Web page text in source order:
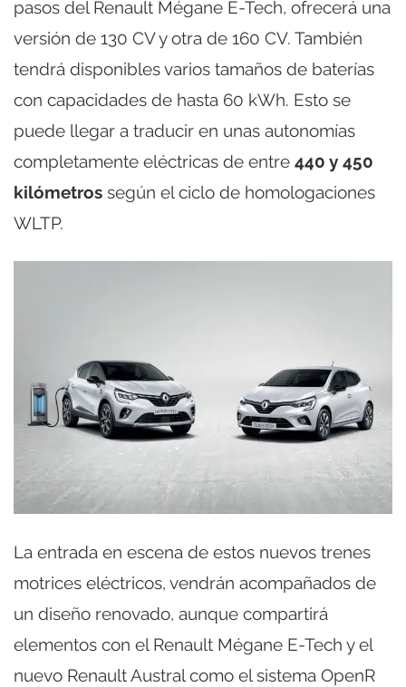
pasos del Renault Mégane E-Tech, ofrecerá una
versión de 130 CV y otra de 160 CV. También
tendrá disponibles varios tamaños de baterías
con capacidades de hasta 60 kWh. Esto se
puede llegar a traducir en unas autonomías
completamente eléctricas de entre 440 y 450
kilómetros según el ciclo de homologaciones
WLTP.
La entrada en escena de estos nuevos trenes
motrices eléctricos, vendrán acompañados de
un diseño renovado, aunque compartirá
elementos con el Renault Mégane E-Tech y el
nuevo Renault Austral como el sistema OpenR